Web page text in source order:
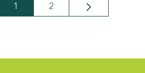
Seite
1 Seite
2